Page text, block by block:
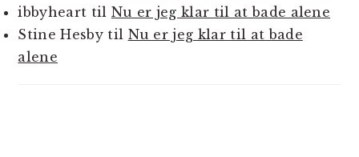
ibbyheart til Nu er jeg klar til at bade alene
Stine Hesbytil Nu er jeg klar til at bade
alene